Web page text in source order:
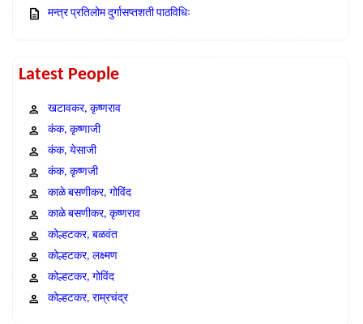
मन्त्र प्रतिलोम दुर्गासप्तशती पाठविधिः
Latest People
खटावकर, कृष्णराव
कंक, कृष्णाजी
कंक, येसाजी
कंक, कृष्णजी
काळे बसणीकर, गोविंद
काळे बसणीकर, कृष्णराव
कोल्हटकर, बळवंत
कोल्हटकर, लक्ष्मण
कोल्हटकर, गोविंद
कोल्हटकर, राम्रचंद्र